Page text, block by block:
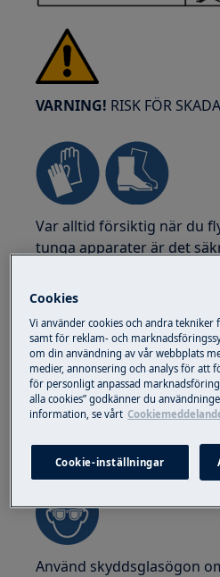
VARNING! RISK FÖR SKADA
Var alltid försiktig när du
tunga apparater är det
säkerhetsskor. Bär
kanter.
VARNING!RISK FÖR
Använd skyddsglasögon
Cookies
Vi använder cookies och andra
samt för reklam- och
om din användning av vår webbplats
medier, annonsering och analys för att
för personligt anpassad
alla cookies” godkänner du
information, se vårt
Cookie-inställningar